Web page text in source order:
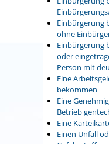
Einbürgerung
ohne
Einbürgerung
oder
Person mit
Eine
bekommen
Eine
Betrieb
Eine
Einen Unfall